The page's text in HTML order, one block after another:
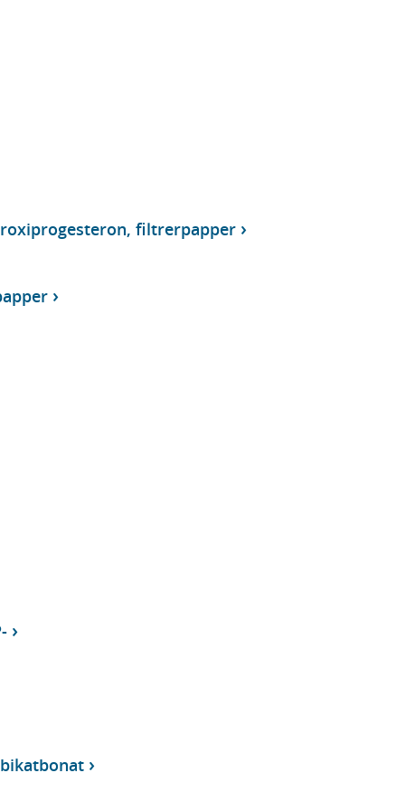
filtrerpapper